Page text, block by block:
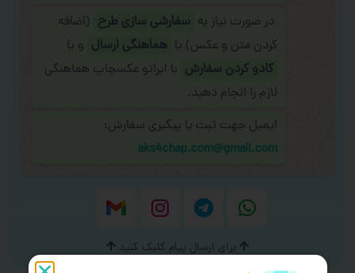
در صورت نیاز به سفارشی سازی طرح (اضافه
کردن متن و عکس) یا هماهنگی ارسال و یا
کادو کردن سفارش با اپراتو عکسچاپ هماهنگی
لازم را انجام دهید.
ایمیل جهت ثبت یا پیگیری سفارش:
aks4chap.com@gmail.com
برای ارسال پیام کلیک کنید